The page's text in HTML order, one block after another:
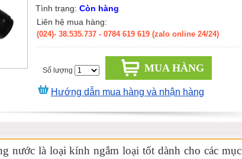
Tình trạng: Còn hàng
Liên hệ mua hàng:
(024)- 38.535.737 - 0784 619 619 (zalo online 24/24)
Số lượng MUA HÀNG
Hướng dẫn mua hàng và nhận hàng
nước là loại kính ngắm loại tốt dành cho các mục